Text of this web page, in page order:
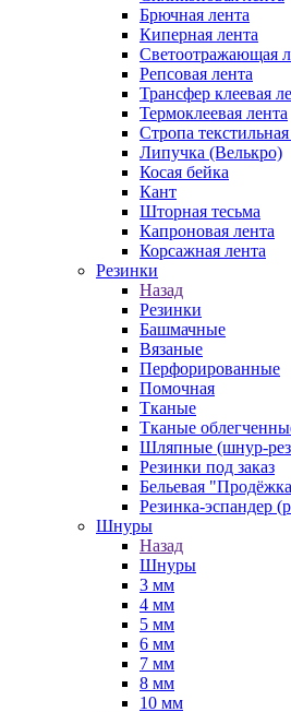
Брючная лента
Киперная лента
Светоотражающая
Репсовая лента
Трансфер клеевая
Термоклеевая лента
Стропа
Липучка (Велькро)
Косая бейка
Кант
Шторная тесьма
Капроновая лента
Корсажная лента
Резинки
Назад
Резинки
Башмачные
Вязаные
Перфорированные
Помочная
Тканые
Тканые
Шляпные (шнур-
Резинки под заказ
Бельевая
Резинка-эспандер
Шнуры
Назад
Шнуры
3 мм
4 мм
5 мм
6 мм
7 мм
8 мм
10 мм